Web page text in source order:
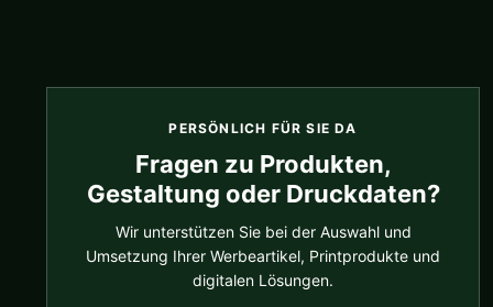
PERSÖNLICH FÜR SIE DA
Fragen zu Produkten,
Gestaltung oder Druckdaten?
Wir unterstützen Sie bei der Auswahl und
Umsetzung Ihrer Werbeartikel, Printprodukte und
digitalen Lösungen.